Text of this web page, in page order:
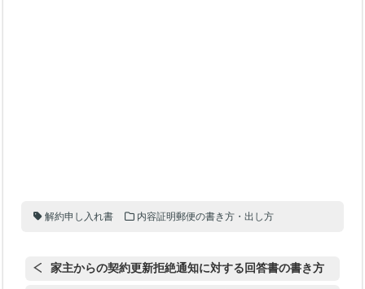
解約申し入れ書 内容証明郵便の書き方・出し方
家主からの契約更新拒絶通知に対する回答書の書き方